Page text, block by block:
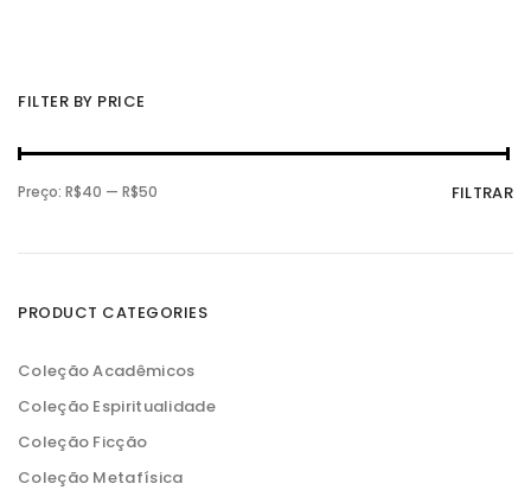
FILTER BY PRICE
P
r
o
n
i
P
r
o
x
i
FILTRAR
Preço: R$40 — R$50
PRODUCT CATEGORIES
Coleção Acadêmicos
Coleção Espiritualidade
Coleção Ficção
Coleção Metafísica